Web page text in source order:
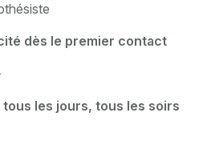
dès le premier contact
les jours, tous les soirs